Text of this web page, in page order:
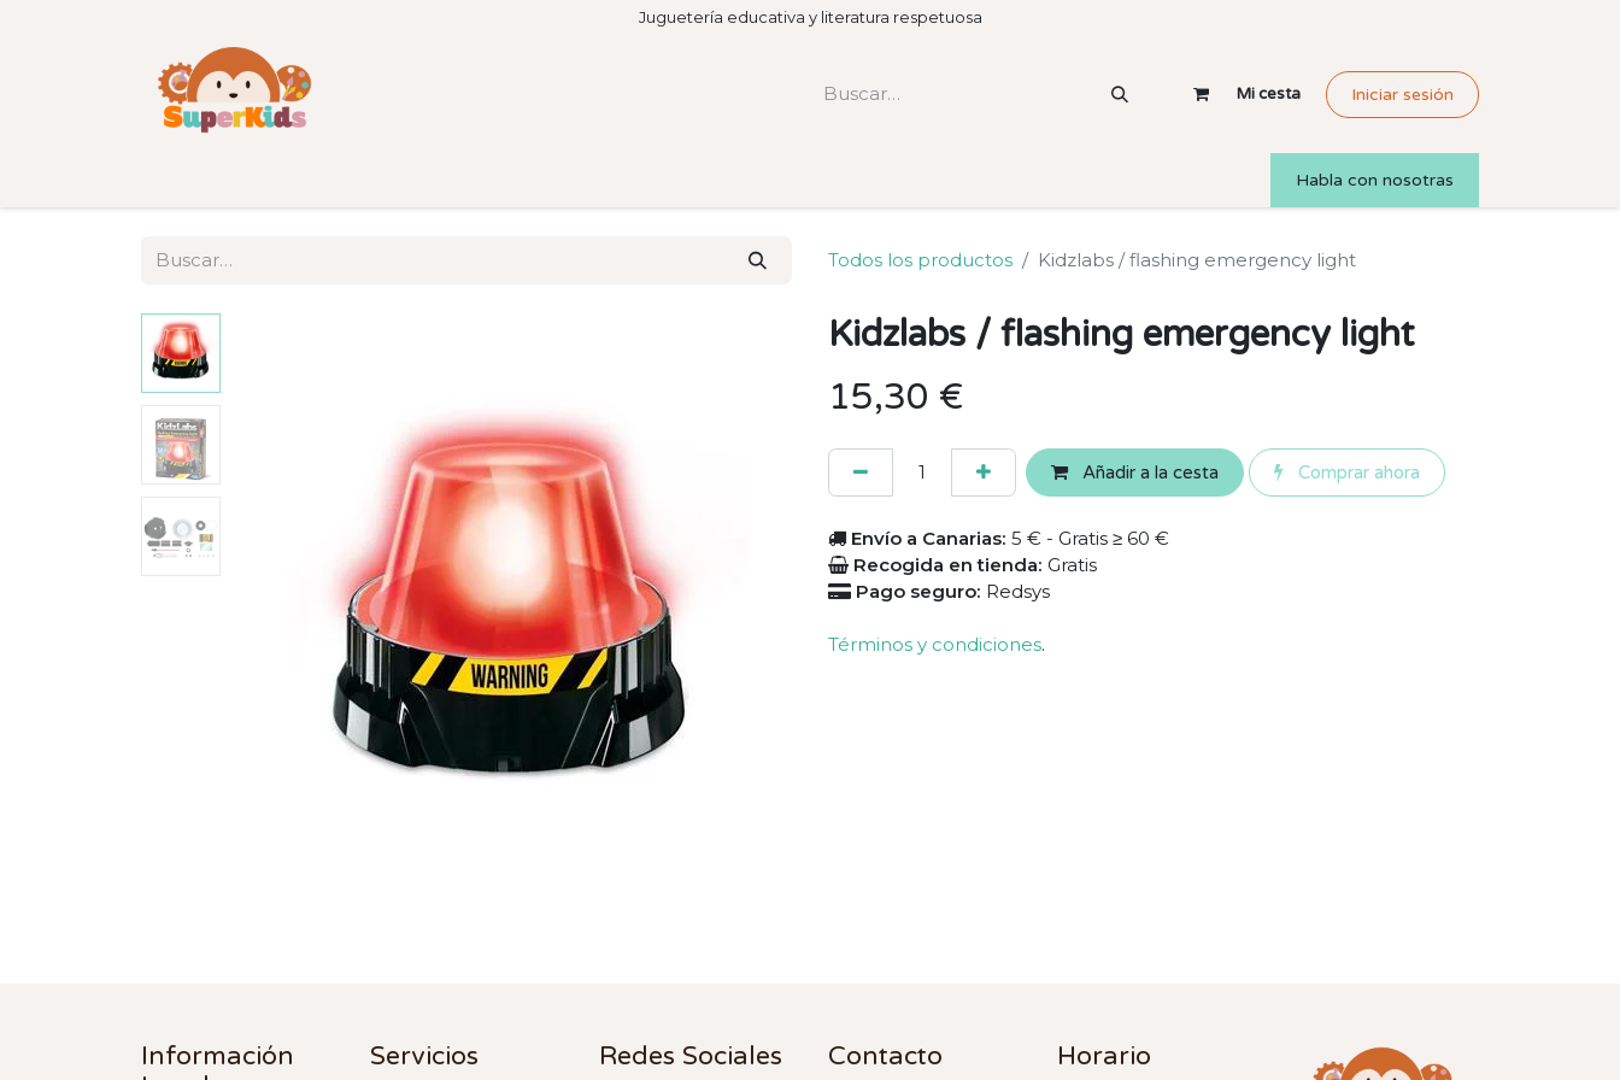
Juguetería educativa y literatura respetuosa
Mi cesta Iniciar sesión
Habla con nosotras
Todos los productos Kidzlabs / flashing emergency light
Kidzlabs / flashing emergency light
15,30 €
Añadir a la cesta Comprar ahora
Envío a Canarias: 5 € - Gratis ≥ 60 €
Recogida en tienda: Gratis
Pago seguro: Redsys
Términos y condiciones.
Información
Servicios Redes Sociales Contacto Horario